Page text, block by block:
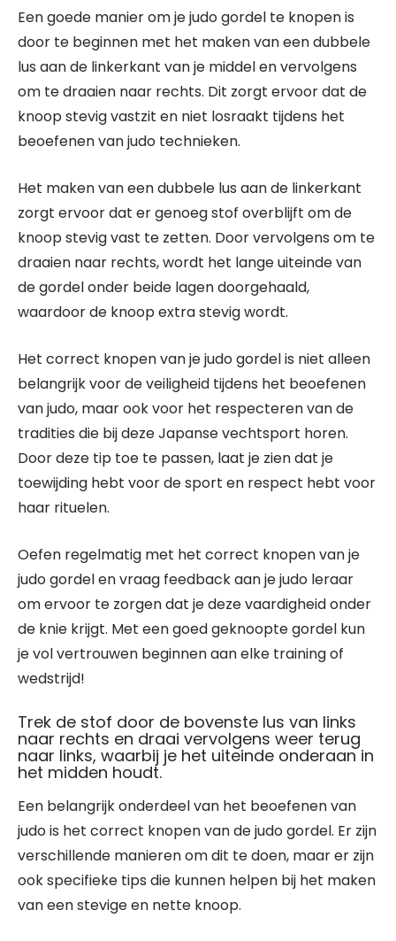
Een goede manier om je judo gordel te knopen is
door te beginnen met het maken van een dubbele
lus aan de linkerkant van je middel en vervolgens
om te draaien naar rechts. Dit zorgt ervoor dat de
knoop stevig vastzit en niet losraakt tijdens het
beoefenen van judo technieken.
Het maken van een dubbele lus aan de linkerkant
zorgt ervoor dat er genoeg stof overblijft om de
knoop stevig vast te zetten. Door vervolgens om te
draaien naar rechts, wordt het lange uiteinde van
de gordel onder beide lagen doorgehaald,
waardoor de knoop extra stevig wordt.
Het correct knopen van je judo gordel is niet alleen
belangrijk voor de veiligheid tijdens het beoefenen
van judo, maar ook voor het respecteren van de
tradities die bij deze Japanse vechtsport horen.
Door deze tip toe te passen, laat je zien dat je
toewijding hebt voor de sport en respect hebt voor
haar rituelen.
Oefen regelmatig met het correct knopen van je
judo gordel en vraag feedback aan je judo leraar
om ervoor te zorgen dat je deze vaardigheid onder
de knie krijgt. Met een goed geknoopte gordel kun
je vol vertrouwen beginnen aan elke training of
wedstrijd!
Trek de stof door de bovenste lus van links
naar rechts en draai vervolgens weer terug
naar links, waarbij je het uiteinde onderaan in
het midden houdt.
Een belangrijk onderdeel van het beoefenen van
judo is het correct knopen van de judo gordel. Er zijn
verschillende manieren om dit te doen, maar er zijn
ook specifieke tips die kunnen helpen bij het maken
van een stevige en nette knoop.